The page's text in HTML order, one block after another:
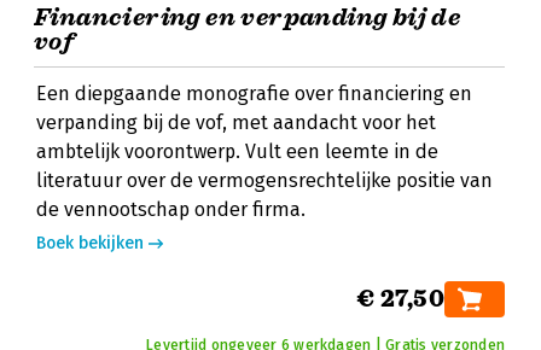
Financiering en verpanding bij de
vof
Een diepgaande monografie over financiering en
verpanding bij de vof, met aandacht voor het
ambtelijk voorontwerp. Vult een leemte in de
literatuur over de vermogensrechtelijke positie van
de vennootschap onder firma.
Boek bekijken
€ 27,50
Levertijd ongeveer 6 werkdagen | Gratis verzonden